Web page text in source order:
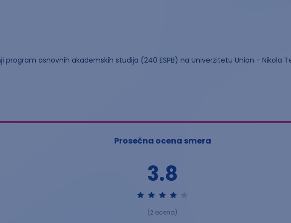
osnovnih akademskih studija (240 ESPB) na Univerzitetu Union - Nikola
Prosečna ocena smera
3.8
(2 ocena)